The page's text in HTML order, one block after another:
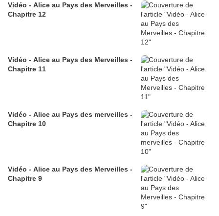
Vidéo - Alice au Pays des Merveilles -
Chapitre 12
Vidéo - Alice au Pays des Merveilles -
Chapitre 11
Vidéo - Alice au Pays des merveilles -
Chapitre 10
Vidéo - Alice au Pays des Merveilles -
Chapitre 9